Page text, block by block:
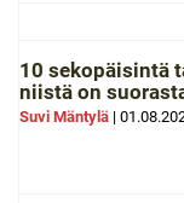
10 sekopäisintä
niistä on
Suvi Mäntylä |